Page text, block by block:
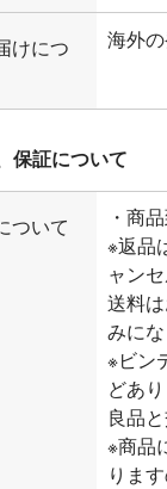
けにつ
海外
保証について
ついて
・商
※返品
ャン
送料
みに
※ビン
どあ
良品
※商品
りま